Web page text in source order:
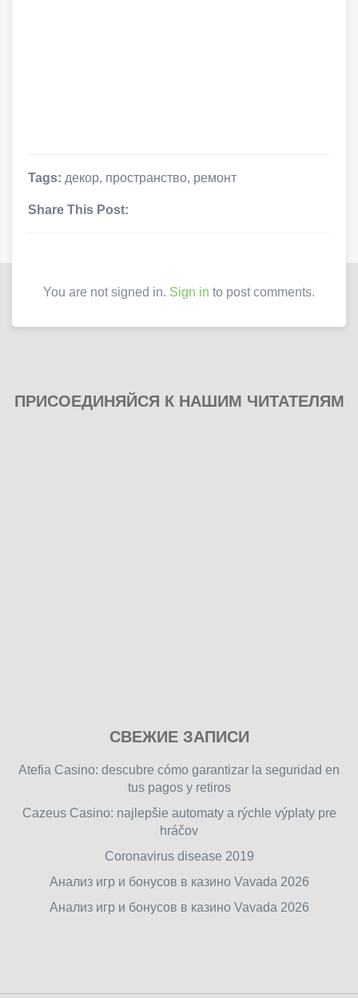
Tags: декор, пространство, ремонт
Share This Post:
You are not signed in. Sign in to post comments.
ПРИСОЕДИНЯЙСЯ К НАШИМ ЧИТАТЕЛЯМ
free
games
games.
СВЕЖИЕ ЗАПИСИ
Atefia Casino: descubre cómo garantizar la seguridad en
tus pagos y retiros
Cazeus Casino: najlepšie automaty a rýchle výplaty pre
hráčov
Coronavirus disease 2019
Анализ игр и бонусов в казино Vavada 2026
Анализ игр и бонусов в казино Vavada 2026